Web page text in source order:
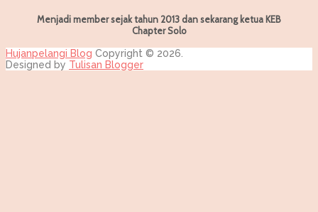
Menjadi member sejak tahun 2013 dan sekarang ketua KEB
Chapter Solo
Hujanpelangi Blog Copyright © 2026.
Designed by Tulisan Blogger